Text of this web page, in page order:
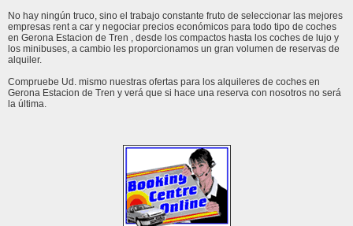
No hay ningún truco, sino el trabajo constante fruto de seleccionar las mejores
empresas rent a car y negociar precios económicos para todo tipo de coches
en Gerona Estacion de Tren , desde los compactos hasta los coches de lujo y
los minibuses, a cambio les proporcionamos un gran volumen de reservas de
alquiler.
Compruebe Ud. mismo nuestras ofertas para los alquileres de coches en
Gerona Estacion de Tren y verá que si hace una reserva con nosotros no será
la última.